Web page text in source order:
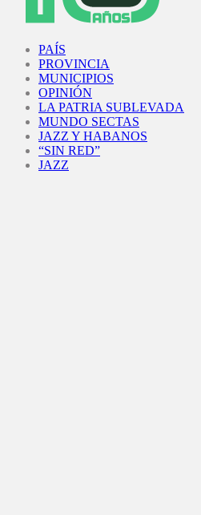
PAÍS
PROVINCIA
MUNICIPIOS
OPINIÓN
LA PATRIA SUBLEVADA
MUNDO SECTAS
JAZZ Y HABANOS
“SIN RED”
JAZZ